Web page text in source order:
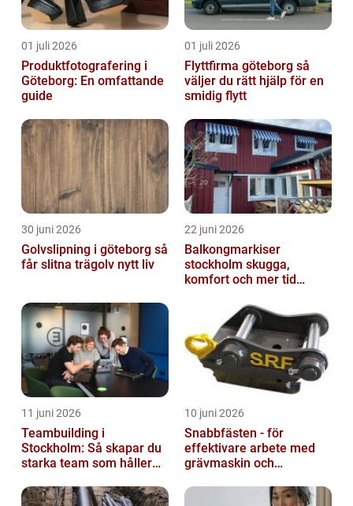
01 juli 2026
Produktfotografering i
Göteborg: En omfattande
guide
01 juli 2026
Flyttfirma göteborg så
väljer du rätt hjälp för en
smidig flytt
30 juni 2026
Golvslipning i göteborg så
får slitna trägolv nytt liv
22 juni 2026
Balkongmarkiser
stockholm skugga,
komfort och mer tid
11 juni 2026
Teambuilding i
Stockholm: Så skapar du
starka team som håller
10 juni 2026
Snabbfästen - för
effektivare arbete med
grävmaskin och